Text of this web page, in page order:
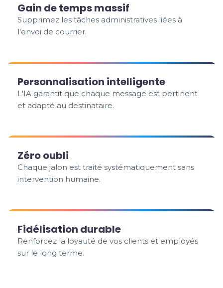
Gain de temps massif
Supprimez les tâches administratives liées à
l'envoi de courrier.
Personnalisation intelligente
L'IA garantit que chaque message est pertinent
et adapté au destinataire.
Zéro oubli
Chaque jalon est traité systématiquement sans
intervention humaine.
Fidélisation durable
Renforcez la loyauté de vos clients et employés
sur le long terme.